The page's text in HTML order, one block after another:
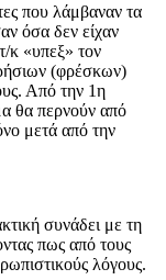
που λάμβαναν τα
όσα δεν είχαν
κ «υπεξ» τον
(φρέσκων)
Από την 1η
θα περνούν από
μετά από την
συνάδει με τη
πως από τους
λόγους.